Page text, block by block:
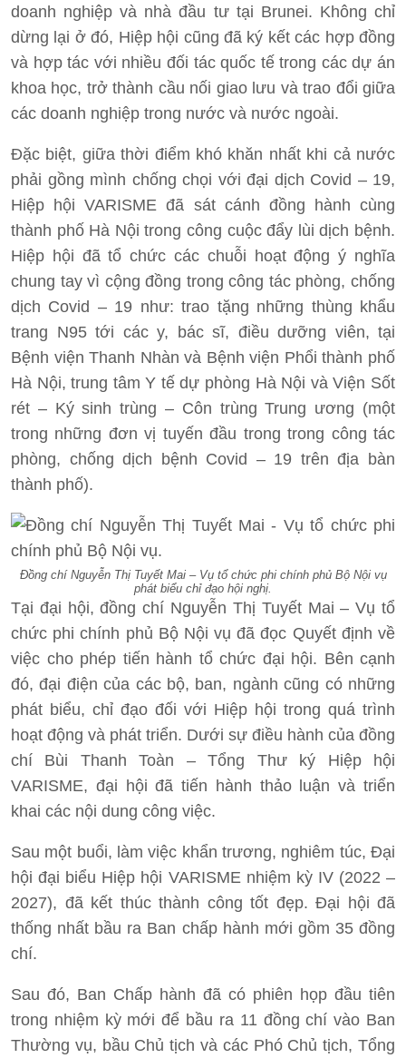
doanh nghiệp và nhà đầu tư tại Brunei. Không chỉ
dừng lại ở đó, Hiệp hội cũng đã ký kết các hợp đồng
và hợp tác với nhiều đối tác quốc tế trong các dự án
khoa học, trở thành cầu nối giao lưu và trao đổi giữa
các doanh nghiệp trong nước và nước ngoài.
Đặc biệt, giữa thời điểm khó khăn nhất khi cả nước
phải gồng mình chống chọi với đại dịch Covid – 19,
Hiệp hội VARISME đã sát cánh đồng hành cùng
thành phố Hà Nội trong công cuộc đẩy lùi dịch bệnh.
Hiệp hội đã tổ chức các chuỗi hoạt động ý nghĩa
chung tay vì cộng đồng trong công tác phòng, chống
dịch Covid – 19 như: trao tặng những thùng khẩu
trang N95 tới các y, bác sĩ, điều dưỡng viên, tại
Bệnh viện Thanh Nhàn và Bệnh viện Phổi thành phố
Hà Nội, trung tâm Y tế dự phòng Hà Nội và Viện Sốt
rét – Ký sinh trùng – Côn trùng Trung ương (một
trong những đơn vị tuyến đầu trong trong công tác
phòng, chống dịch bệnh Covid – 19 trên địa bàn
thành phố).
Đồng chí Nguyễn Thị Tuyết Mai – Vụ tổ chức phi chính phủ Bộ Nội vụ
phát biểu chỉ đạo hội nghị.
Tại đại hội, đồng chí Nguyễn Thị Tuyết Mai – Vụ tổ
chức phi chính phủ Bộ Nội vụ đã đọc Quyết định về
việc cho phép tiến hành tổ chức đại hội. Bên cạnh
đó, đại điện của các bộ, ban, ngành cũng có những
phát biểu, chỉ đạo đối với Hiệp hội trong quá trình
hoạt động và phát triển. Dưới sự điều hành của đồng
chí Bùi Thanh Toàn – Tổng Thư ký Hiệp hội
VARISME, đại hội đã tiến hành thảo luận và triển
khai các nội dung công việc.
Sau một buổi, làm việc khẩn trương, nghiêm túc, Đại
hội đại biểu Hiệp hội VARISME nhiệm kỳ IV (2022 –
2027), đã kết thúc thành công tốt đẹp. Đại hội đã
thống nhất bầu ra Ban chấp hành mới gồm 35 đồng
chí.
Sau đó, Ban Chấp hành đã có phiên họp đầu tiên
trong nhiệm kỳ mới để bầu ra 11 đồng chí vào Ban
Thường vụ, bầu Chủ tịch và các Phó Chủ tịch, Tổng